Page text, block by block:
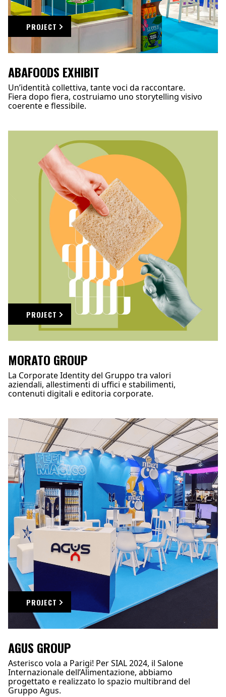
PROJECT
ABAFOODS EXHIBIT
Un’identità collettiva, tante voci da raccontare.
Fiera dopo fiera, costruiamo uno storytelling visivo
coerente e flessibile.
PROJECT
MORATO GROUP
La Corporate Identity del Gruppo tra valori
aziendali, allestimenti di uffici e stabilimenti,
contenuti digitali e editoria corporate.
PROJECT
AGUS GROUP
Asterisco vola a Parigi! Per SIAL 2024, il Salone
Internazionale dell’Alimentazione, abbiamo
progettato e realizzato lo spazio multibrand del
Gruppo Agus.